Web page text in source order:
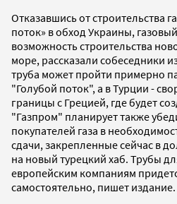
Отказавшись от строительства
поток» в обход Украины,
возможность строительства
море, рассказали собеседники
труба может пройти примерно
"Голубой поток", а в Турции -
границы с Грецией, где будет
"Газпром" планирует также
покупателей газа в
сдачи, закрепленные сейчас в
на новый турецкий хаб. Трубы
европейским компаниям
самостоятельно, пишет издание.